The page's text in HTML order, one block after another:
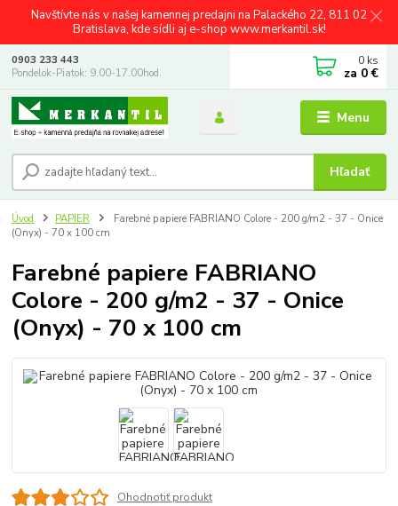
Navštívte nás v našej kamennej predajni na Palackého 22, 811 02
Bratislava, kde sídli aj e-shop www.merkantil.sk!
Menu
Hľadať
0903 233 443
Pondelok-Piatok: 9.00-17.00hod.
0 ks
za 0 €
Úvod PAPIER
Farebné papiere FABRIANO Colore - 200 g/m2 - 37 - Onice
(Onyx) - 70 x 100 cm
Farebné papiere FABRIANO
Colore - 200 g/m2 - 37 - Onice
(Onyx) - 70 x 100 cm
Ohodnotiť produkt